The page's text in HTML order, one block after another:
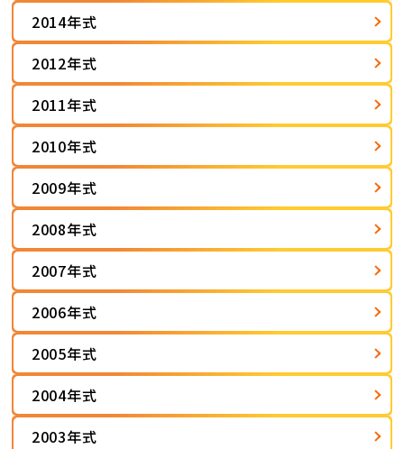
2014年式
2012年式
2011年式
2010年式
2009年式
2008年式
2007年式
2006年式
2005年式
2004年式
2003年式